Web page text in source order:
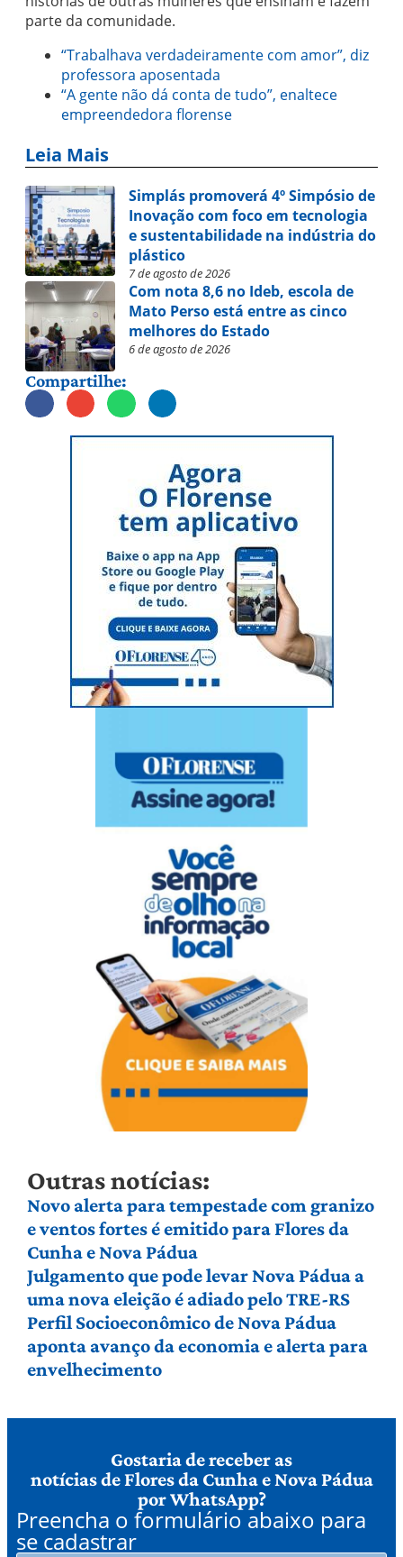
parte da comunidade.
“Trabalhava verdadeiramente com amor”, diz
professora aposentada
“A gente não dá conta de tudo”, enaltece
empreendedora florense
Leia Mais
Simplás promoverá 4º Simpósio de
Inovação com foco em tecnologia
e sustentabilidade na indústria do
plástico
7 de agosto de 2026
Com nota 8,6 no Ideb, escola de
Mato Perso está entre as cinco
melhores do Estado
6 de agosto de 2026
Compartilhe:
Outras notícias:
Novo alerta para tempestade com granizo
e ventos fortes é emitido para Flores da
Cunha e Nova Pádua
Julgamento que pode levar Nova Pádua a
uma nova eleição é adiado pelo TRE-RS
Perfil Socioeconômico de Nova Pádua
aponta avanço da economia e alerta para
envelhecimento
Gostaria de receber as
notícias de Flores da Cunha e Nova Pádua
por WhatsApp?
Preencha o formulário abaixo para
se cadastrar